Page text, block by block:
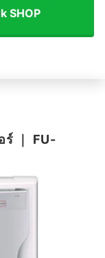
SHOP
ร์ ｜ FU-